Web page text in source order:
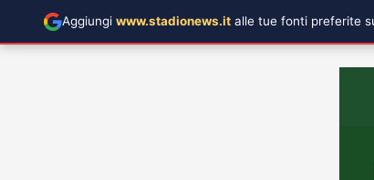
Aggiungi www.stadionews.it alle tue fonti preferite